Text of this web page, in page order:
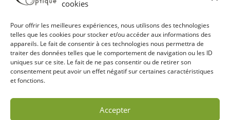
cookies
Pour offrir les meilleures expériences, nous utilisons des technologies
telles que les cookies pour stocker et/ou accéder aux informations des
appareils. Le fait de consentir à ces technologies nous permettra de
traiter des données telles que le comportement de navigation ou les ID
uniques sur ce site. Le fait de ne pas consentir ou de retirer son
consentement peut avoir un effet négatif sur certaines caractéristiques
et fonctions.
Accepter
Notre Certification De Services